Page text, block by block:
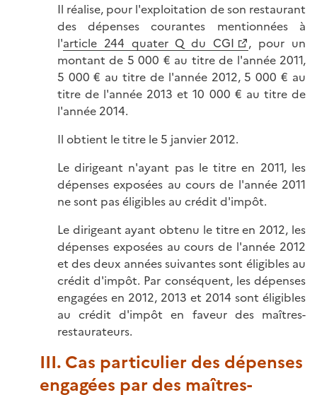
Il réalise, pour l'exploitation de son restaurant
des dépenses courantes mentionnées à
l'article 244 quater Q du CGI
, pour un
montant de 5 000 € au titre de l'année 2011,
5 000 € au titre de l'année 2012, 5 000 € au
titre de l'année 2013 et 10 000 € au titre de
l'année 2014.
Il obtient le titre le 5 janvier 2012.
Le dirigeant n'ayant pas le titre en 2011, les
dépenses exposées au cours de l'année 2011
ne sont pas éligibles au crédit d'impôt.
Le dirigeant ayant obtenu le titre en 2012, les
dépenses exposées au cours de l'année 2012
et des deux années suivantes sont éligibles au
crédit d'impôt. Par conséquent, les dépenses
engagées en 2012, 2013 et 2014 sont éligibles
au crédit d'impôt en faveur des maîtres-
restaurateurs.
III. Cas particulier des dépenses
engagées par des maîtres-